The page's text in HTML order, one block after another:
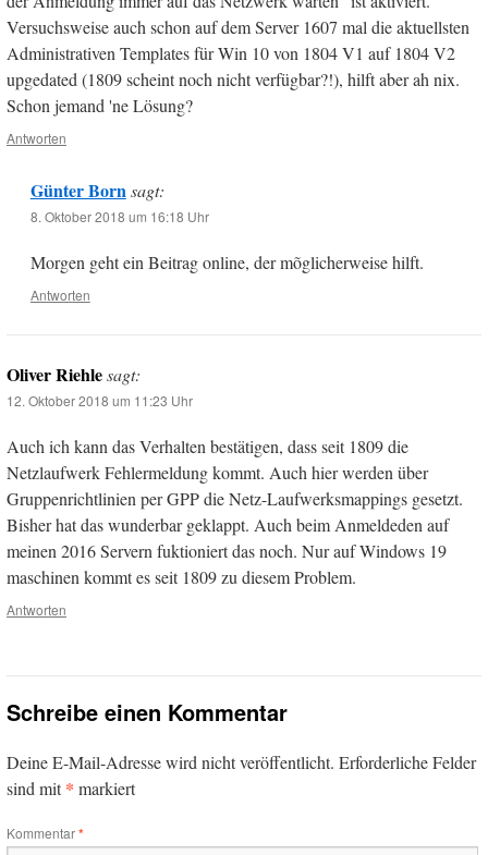
Versuchsweise auch schon auf dem Server 1607 mal die aktuellsten
Administrativen Templates für Win 10 von 1804 V1 auf 1804 V2
upgedated (1809 scheint noch nicht verfügbar?!), hilft aber ah nix.
Schon jemand 'ne Lösung?
Antworten
Günter Born sagt:
8. Oktober 2018 um 16:18 Uhr
Morgen geht ein Beitrag online, der mõglicherweise hilft.
Antworten
Oliver Riehlesagt:
12. Oktober 2018 um 11:23 Uhr
Auch ich kann das Verhalten bestätigen, dass seit 1809 die
Netzlaufwerk Fehlermeldung kommt. Auch hier werden über
Gruppenrichtlinien per GPP die Netz-Laufwerksmappings gesetzt.
Bisher hat das wunderbar geklappt. Auch beim Anmeldeden auf
meinen 2016 Servern fuktioniert das noch. Nur auf Windows 19
maschinen kommt es seit 1809 zu diesem Problem.
Antworten
Schreibe einen Kommentar
Deine E-Mail-Adresse wird nicht veröffentlicht. Erforderliche Felder
sind mit* markiert
Kommentar*